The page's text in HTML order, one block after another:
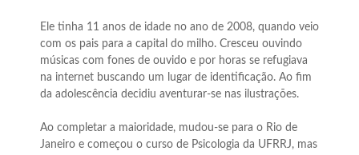
Ele tinha 11 anos de idade no ano de 2008, quando veio
com os pais para a capital do milho. Cresceu ouvindo
músicas com fones de ouvido e por horas se refugiava
na internet buscando um lugar de identificação. Ao fim
da adolescência decidiu aventurar-se nas ilustrações.
Ao completar a maioridade, mudou-se para o Rio de
Janeiro e começou o curso de Psicologia da UFRRJ, mas